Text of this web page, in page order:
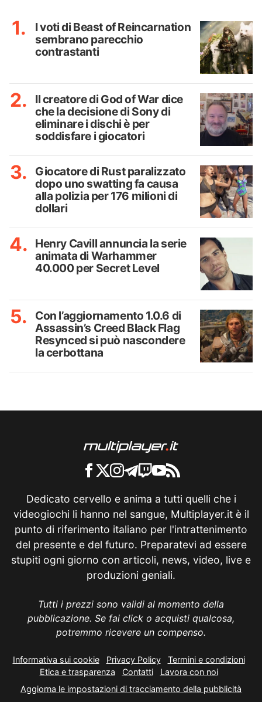
I voti di Beast of Reincarnation
sembrano parecchio
contrastanti
Il creatore di God of War dice
che la decisione di Sony di
eliminare i dischi è per
soddisfare i giocatori
Giocatore di Rust paralizzato
dopo uno swatting fa causa
alla polizia per 176 milioni di
dollari
Henry Cavill annuncia la serie
animata di Warhammer
40.000 per Secret Level
Con l’aggiornamento 1.0.6 di
Assassin’s Creed Black Flag
Resynced si può nascondere
la cerbottana
Dedicato cervello e anima a tutti quelli che i
videogiochi li hanno nel sangue, Multiplayer.it è il
punto di riferimento italiano per l'intrattenimento
del presente e del futuro. Preparatevi ad essere
stupiti ogni giorno con articoli, news, video, live e
produzioni geniali.
Tutti i prezzi sono validi al momento della
pubblicazione. Se fai click o acquisti qualcosa,
potremmo ricevere un compenso.
Informativa sui cookie Privacy Policy
Termini e condizioni
Etica e trasparenza
Contatti
Lavora con noi
Aggiorna le impostazioni di tracciamento della pubblicità